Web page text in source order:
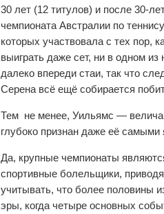
30 лет (12 титулов) и после 30-
чемпионата Австралии по
которых участвовала с тех пор,
выиграть даже сет, ни в одном
далеко впереди стаи, так что
Серена всё ещё собирается
Тем не менее, Уильямс —
глубоко признан даже её
Да, крупные чемпионаты
спортивные болельщики,
учитывать, что более половины
эры, когда четыре основных